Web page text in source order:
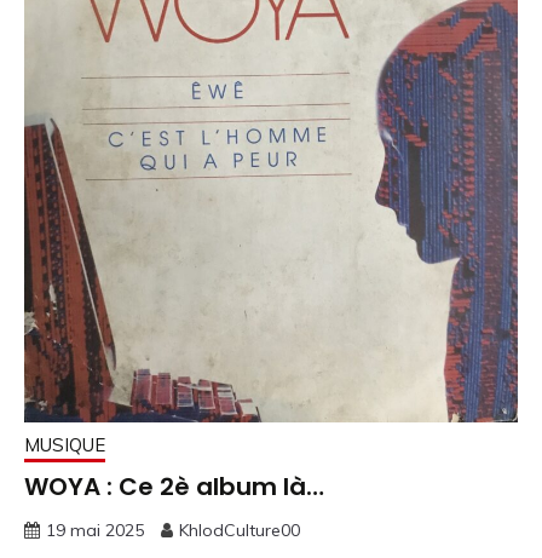
MUSIQUE
WOYA : Ce 2è album là…
19 mai 2025 KhlodCulture00